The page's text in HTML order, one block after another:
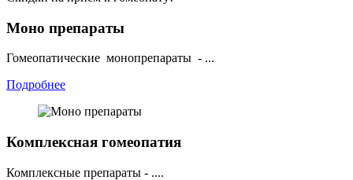
Моно препараты
Гомеопатические монопрепараты - ...
Подробнее
Комплексная гомеопатия
Комплексные препараты - ....